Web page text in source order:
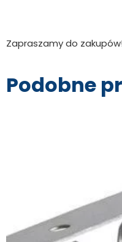
Zapraszamy do zakupów!
Podobne